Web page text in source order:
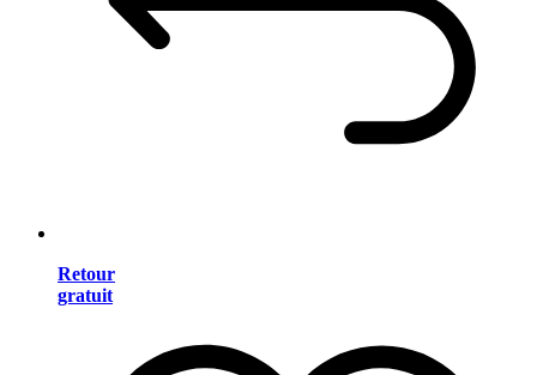
Retour
gratuit